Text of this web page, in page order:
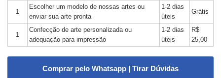
1
Escolher um modelo de nossas artes ou
enviar sua arte pronta
1-2 dias
úteis
Grátis
1
Confecção de arte personalizada ou
adequação para impressão
1-2 dias
úteis
R$
25,00
Comprar pelo Whatsapp | Tirar Dúvidas